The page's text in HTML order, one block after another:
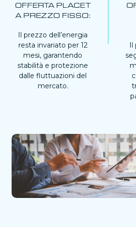
OFFERTA PLACET
A PREZZO FISSO:
Il prezzo dell’energia
resta invariato per 12
mesi, garantendo
stabilità e protezione
dalle fluttuazioni del
mercato.
Il